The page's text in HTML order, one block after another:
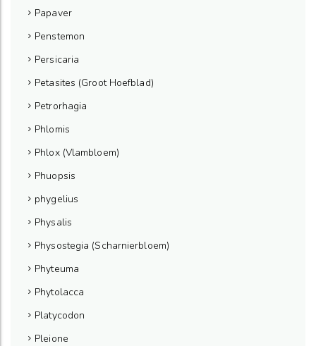
Papaver
Penstemon
Persicaria
Petasites (Groot Hoefblad)
Petrorhagia
Phlomis
Phlox (Vlambloem)
Phuopsis
phygelius
Physalis
Physostegia (Scharnierbloem)
Phyteuma
Phytolacca
Platycodon
Pleione